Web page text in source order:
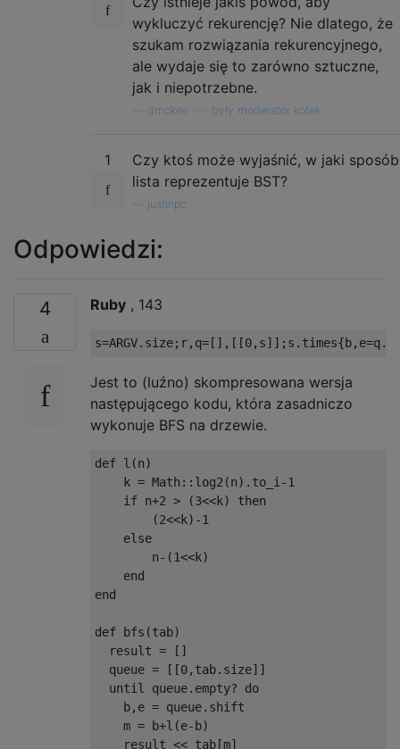
wykluczyć rekurencję? Nie dlatego, że
szukam rozwiązania rekurencyjnego,
ale wydaje się to zarówno sztuczne,
jak i niepotrzebne.
dmckee --- były moderator kotek
1
Czy ktoś może wyjaśnić, w jaki sposób
lista reprezentuje BST?
justinpc
Odpowiedzi:
4 Ruby , 143
Jest to (luźno) skompresowana wersja
następującego kodu, która zasadniczo
wykonuje BFS na drzewie.
def l(n)
    k = Math::log2(n).to_i-1
    if n+2 > (3<<k) then
        (2<<k)-1
    else
        n-(1<<k)
    end
end
def bfs(tab)
  result = []
  queue = [[0,tab.size]]
  until queue.empty? do
    b,e = queue.shift
    m = b+l(e-b)
    result << tab[m]